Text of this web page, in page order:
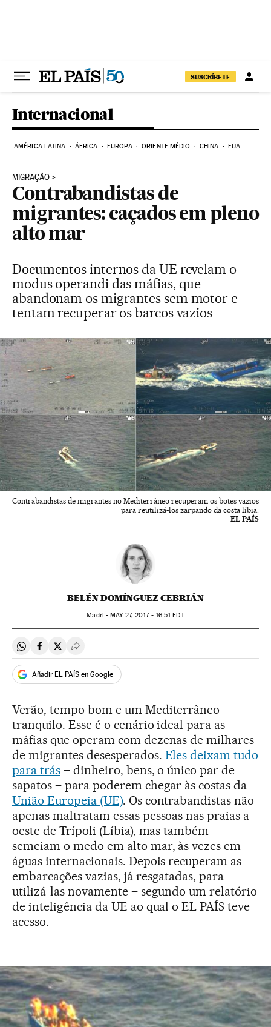
SUSCRÍBETE
Internacional
AMÉRICA LATINA ÁFRICA EUROPA ORIENTE MÉDIO CHINA EUA
MIGRAÇÃO
Contrabandistas de
migrantes: caçados em pleno
alto mar
Documentos internos da UE revelam o
modus operandi das máfias, que
abandonam os migrantes sem motor e
tentam recuperar os barcos vazios
Contrabandistas de migrantes no Mediterrâneo recuperam os botes vazios
para reutilizá-los zarpando da costa líbia.
EL PAÍS
BELÉN DOMÍNGUEZ CEBRIÁN
Madri -MAY27, 2017 - 16:51EDT
Compartir en Whatsapp
Compartir en Facebook
Compartir en Twitter
Desplegar Redes Sociales
Añadir EL PAÍS en Google
Verão, tempo bom e um Mediterrâneo
tranquilo. Esse é o cenário ideal para as
máfias que operam com dezenas de milhares
de migrantes desesperados. Eles deixam tudo
para trás– dinheiro, bens, o único par de
sapatos – para poderem chegar às costas da
União Europeia (UE). Os contrabandistas não
apenas maltratam essas pessoas nas praias a
oeste de Trípoli (Líbia), mas também
semeiam o medo em alto mar, às vezes em
águas internacionais. Depois recuperam as
embarcações vazias, já resgatadas, para
utilizá-las novamente – segundo um relatório
de inteligência da UE ao qual o EL PAÍS teve
acesso.